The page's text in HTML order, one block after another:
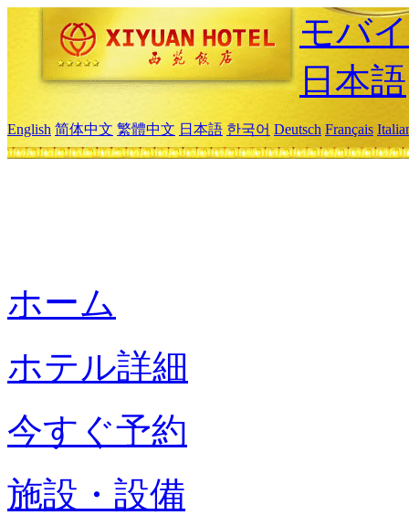
モバ
日本語
English 简体中文 繁體中文 日本語 한국어 Deutsch Français
ホーム
ホテル詳細
今すぐ予約
施設・設備